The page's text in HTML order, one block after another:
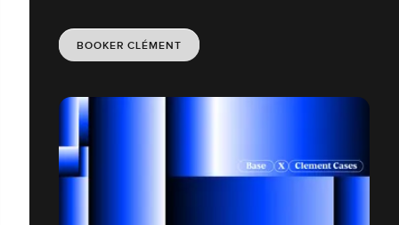
BOOKER CLÉMENT